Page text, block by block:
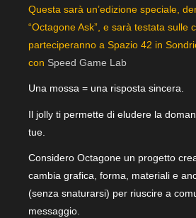
Questa sarà un’edizione speciale,
“Octagone Ask”, e sarà testata sulle
parteciperanno a Spazio 42 in
con Speed Game Lab
Una mossa = una risposta sincera.
Il jolly ti permette di eludere la
tue.
Considero Octagone un progetto
cambia grafica, forma, materiali e
(senza snaturarsi) per riuscire a
messaggio.